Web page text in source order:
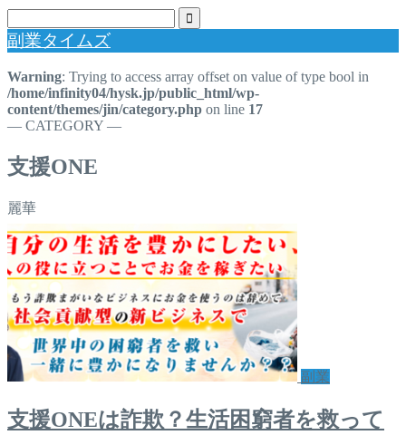
副業タイムズ
Warning: Trying to access array offset on value of type bool in
/home/infinity04/hysk.jp/public_html/wp-
content/themes/jin/category.php on line 17
― CATEGORY ―
支援ONE
麗華
副業
支援ONEは詐欺？生活困窮者を救って